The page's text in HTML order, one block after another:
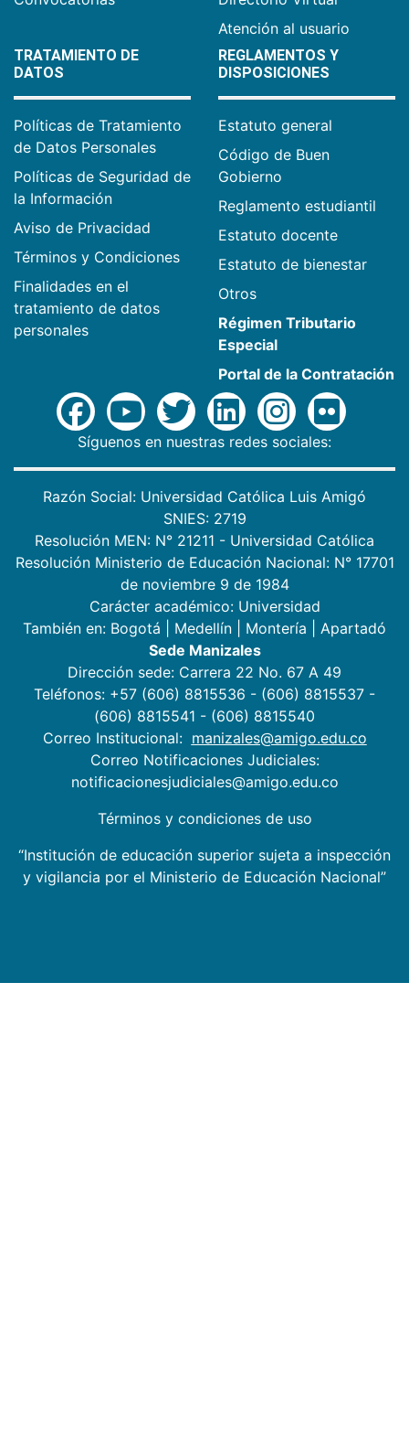
Atención al usuario
TRATAMIENTO DE
DATOS
Políticas de Tratamiento
de Datos Personales
Políticas de Seguridad de
la Información
Aviso de Privacidad
Términos y Condiciones
Finalidades en el
tratamiento de datos
personales
REGLAMENTOS Y
DISPOSICIONES
Estatuto general
Código de Buen
Gobierno
Reglamento estudiantil
Estatuto docente
Estatuto de bienestar
Otros
Régimen Tributario
Especial
Portal de la Contratación
Síguenos en nuestras redes sociales:
Razón Social: Universidad Católica Luis Amigó
SNIES: 2719
Resolución MEN: N° 21211 - Universidad Católica
Resolución Ministerio de Educación Nacional: N° 17701
de noviembre 9 de 1984
Carácter académico: Universidad
También en: Bogotá Medellín Montería
Apartadó
Sede Manizales
Dirección sede: Carrera 22 No. 67 A 49
Teléfonos: +57 (606) 8815536 - (606) 8815537 -
(606) 8815541 - (606) 8815540
Correo Institucional: manizales@amigo.edu.co
Correo Notificaciones Judiciales:
notificacionesjudiciales@amigo.edu.co
Términos y condiciones de uso
“Institución de educación superior sujeta a inspección
y vigilancia por el Ministerio de Educación Nacional”